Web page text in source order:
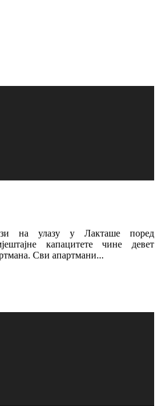
на улазу у Лакташе поред
капацитете чине девет
Сви апартмани...